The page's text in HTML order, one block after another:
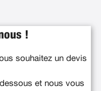
!
souhaitez un devis
et nous vous